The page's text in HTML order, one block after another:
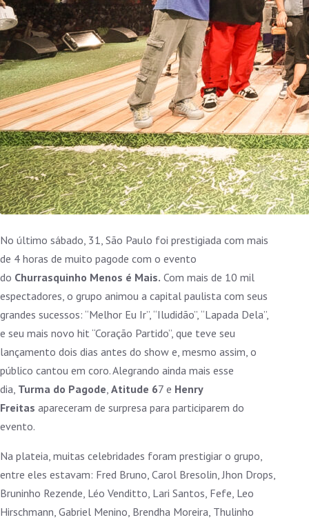
No último sábado, 31, São Paulo foi prestigiada com mais
de 4 horas de muito pagode com o evento
do Churrasquinho Menos é Mais. Com mais de 10 mil
espectadores, o grupo animou a capital paulista com seus
grandes sucessos: “Melhor Eu Ir”, “Iludidão”, “Lapada Dela”,
e seu mais novo hit “Coração Partido”, que teve seu
lançamento dois dias antes do show e, mesmo assim, o
público cantou em coro. Alegrando ainda mais esse
dia, Turma do Pagode, Atitude 67 e Henry
Freitas apareceram de surpresa para participarem do
evento.
Na plateia, muitas celebridades foram prestigiar o grupo,
entre eles estavam: Fred Bruno, Carol Bresolin, Jhon Drops,
Bruninho Rezende, Léo Venditto, Lari Santos, Fefe, Leo
Hirschmann, Gabriel Menino, Brendha Moreira, Thulinho